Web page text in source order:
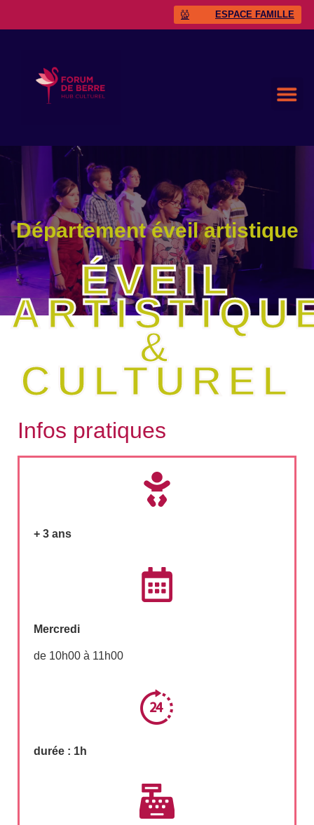
ESPACE FAMILLE
Département éveil artistique
ÉVEIL
&
CULTUREL
Infos pratiques
+ 3 ans
Mercredi
de 10h00 à 11h00
durée : 1h